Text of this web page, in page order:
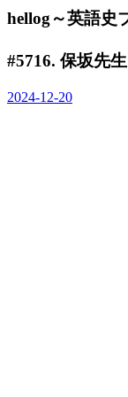
hellog～英語史
#5716. 保坂先
2024-12-20